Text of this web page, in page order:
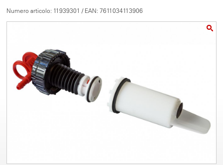
Numero articolo: 11939301 / EAN: 7611034113906